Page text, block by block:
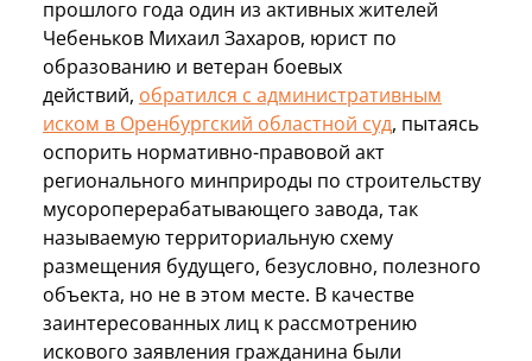
прошлого года один из активных жителей
Чебеньков Михаил Захаров, юрист по
образованию и ветеран боевых
действий, обратился с административным
иском в Оренбургский областной суд, пытаясь
оспорить нормативно-правовой акт
регионального минприроды по строительству
мусороперерабатывающего завода, так
называемую территориальную схему
размещения будущего, безусловно, полезного
объекта, но не в этом месте. В качестве
заинтересованных лиц к рассмотрению
искового заявления гражданина были